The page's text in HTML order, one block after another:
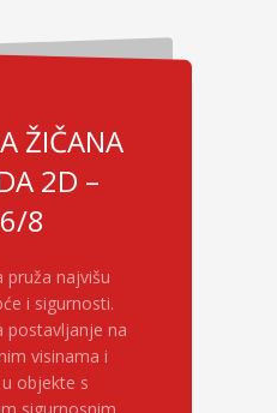
ŽIČANA
2D –
8
pruža najvišu
i sigurnosti.
postavljanje na
visinama i
objekte s
sigurnosnim